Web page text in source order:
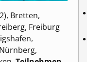
Bretten,
Freiburg